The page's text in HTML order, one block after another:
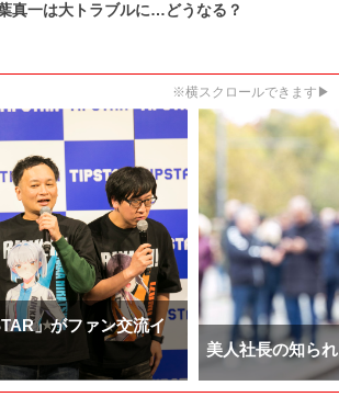
真一は大トラブルに…どうなる？
※横スクロールできます▶
」がファン交流イ
美人社長の知ら